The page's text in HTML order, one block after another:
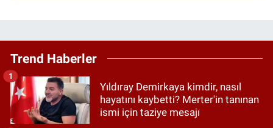
Trend Haberler
Yıldıray Demirkaya kimdir, nasıl
hayatını kaybetti? Merter'in tanınan
ismi için taziye mesajı
1